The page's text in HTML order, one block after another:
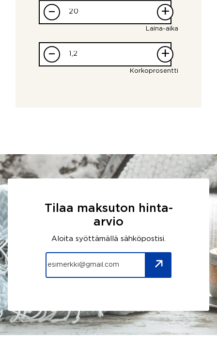
– +
Laina-aika
– +
Korkoprosentti
Tilaa maksuton hinta-
arvio
Aloita syöttämällä sähköpostisi.